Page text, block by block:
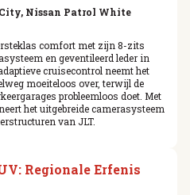
Nissan Patrol White
comfort met zijn 8-zits
en geventileerd leder in
cruisecontrol neemt het
moeiteloos over, terwijl de
probleemloos doet. Met
het uitgebreide camerasysteem
van JLT.
Regionale Erfenis